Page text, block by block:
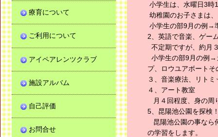
小学生は、水曜日3時
幼稚園のお子さまは
小学生の部9月の例→
2、英語で音楽、ゲー
不定期ですが、約月
小学生の部9月の例→
プ、ロウユアボートそ
３、音楽療法、リト
４、アート教室
月４回程度、身の周
5、昆陽池公園を探検
昆陽池公園の事なら
の学習をします。
療育について
ご利用について
アイペアレンツクラブ
施設アルバム
自己評価
お問合せ